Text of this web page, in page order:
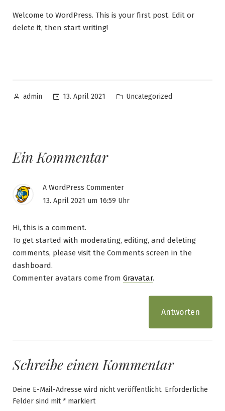
Welcome to WordPress. This is your first post. Edit or
delete it, then start writing!
Veröffentlicht
admin 13. April 2021
Veröffentlicht
Uncategorized
Ein Kommentar
A WordPress Commenter
13. April 2021 um 16:59 Uhr
Hi, this is a comment.
To get started with moderating, editing, and deleting
comments, please visit the Comments screen in the
dashboard.
Commenter avatars come from Gravatar.
Antworten
Schreibe einen Kommentar
Deine E-Mail-Adresse wird nicht veröffentlicht. Erforderliche
Felder sind mit* markiert